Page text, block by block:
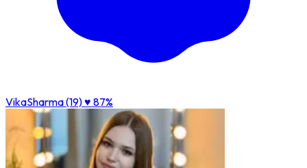
VikaSharma (19)♥ 87%